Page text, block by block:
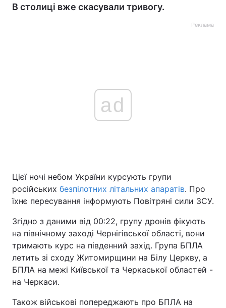
В столиці вже скасували тривогу.
Реклама
ad
Цієї ночі небом України курсують групи
російських безпілотних літальних апаратів. Про
їхнє пересування інформують Повітряні сили ЗСУ.
Згідно з даними від 00:22, групу дронів фікують
на північному заході Чернігівської області, вони
тримають курс на південний захід. Група БПЛА
летить зі сходу Житомирщини на Білу Церкву, а
БПЛА на межі Київської та Черкаської областей -
на Черкаси.
Також військові попереджають про БПЛА на